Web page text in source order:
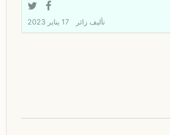
تأليف زائر 17 يناير 2023